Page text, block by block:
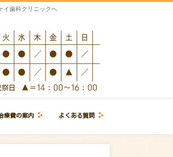
イ歯科クリニックへ
療費の案内 よくある質問